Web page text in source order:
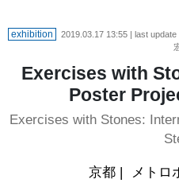
exhibition 2019.03.17 13:55 | last update
Exercises with
Poster
Exercises with Stones:
京都 | メトロ